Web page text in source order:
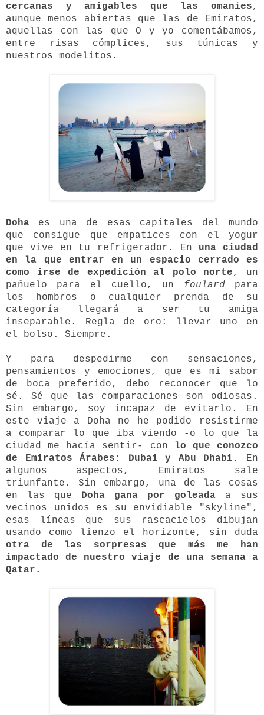
cercanas y amigables que las omaníes,
aunque menos abiertas que las de Emiratos,
aquellas con las que O y yo comentábamos,
entre risas cómplices, sus túnicas y
nuestros modelitos.
Doha es una de esas capitales del mundo
que consigue que empatices con el yogur
que vive en tu refrigerador. En una ciudad
en la que entrar en un espacio cerrado es
como irse de expedición al polo norte, un
pañuelo para el cuello, un foulardpara
los hombros o cualquier prenda de su
categoría llegará a ser tu amiga
inseparable. Regla de oro: llevar uno en
el bolso. Siempre.
Y para despedirme con sensaciones,
pensamientos y emociones, que es mi sabor
de boca preferido, debo reconocer que lo
sé. Sé que las comparaciones son odiosas.
Sin embargo, soy incapaz de evitarlo. En
este viaje a Doha no he podido resistirme
a comparar lo que iba viendo -o lo que la
ciudad me hacía sentir- con lo que conozco
de Emiratos Árabes: Dubai y Abu Dhabi . En
algunos aspectos, Emiratos sale
triunfante. Sin embargo, una de las cosas
en las que Doha gana por goleada a sus
vecinos unidos es su envidiable "skyline",
esas líneas que sus rascacielos dibujan
usando como lienzo el horizonte, sin duda
otra de las sorpresas que más me han
impactado de nuestro viaje de una semana a
Qatar.